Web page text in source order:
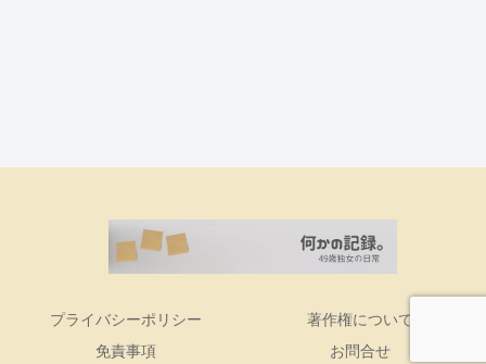
プライバシーポリシー
著作権について
免責事項
お問合せ